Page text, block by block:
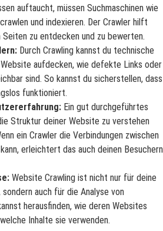
auftaucht, müssen Suchmaschinen wie
und indexieren. Der Crawler hilft
Seiten zu entdecken und zu bewerten.
Durch Crawling kannst du technische
aufdecken, wie defekte Links oder
sind. So kannst du sicherstellen, dass
funktioniert.
Ein gut durchgeführtes
Struktur deiner Website zu verstehen
ein Crawler die Verbindungen zwischen
erleichtert das auch deinen Besuchern
Website Crawling ist nicht nur für deine
auch für die Analyse von
herausfinden, wie deren Websites
Inhalte sie verwenden.